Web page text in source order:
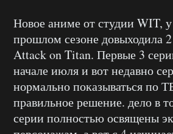
Новое аниме от студии WIT,
прошлом сезоне довыходила 2
Attack on Titan. Первые 3
начале июля и вот недавно
нормально показываться по
правильное решение. дело в
серии полностью освящены